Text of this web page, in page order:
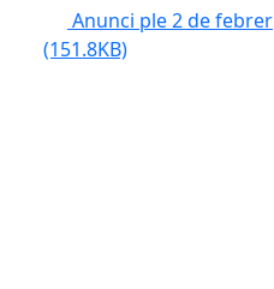
Anunci ple 2 de febrer
(151.8KB)